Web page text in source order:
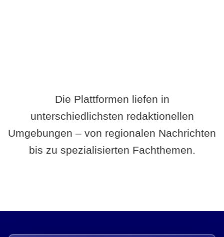
Die Plattformen liefen in
unterschiedlichsten redaktionellen
Umgebungen – von regionalen Nachrichten
bis zu spezialisierten Fachthemen.